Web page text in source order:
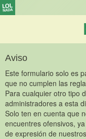
Aviso
Este formulario solo es
que no cumplen las
Para cualquier otro tipo
administradores a esta
Solo ten en cuenta que
encuentres ofensivos,
de expresión de